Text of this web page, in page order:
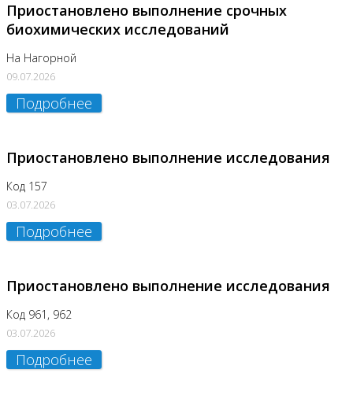
Приостановлено выполнение срочных
биохимических исследований
На Нагорной
09.07.2026
Подробнее
Приостановлено выполнение исследования
Код 157
03.07.2026
Подробнее
Приостановлено выполнение исследования
Код 961, 962
03.07.2026
Подробнее